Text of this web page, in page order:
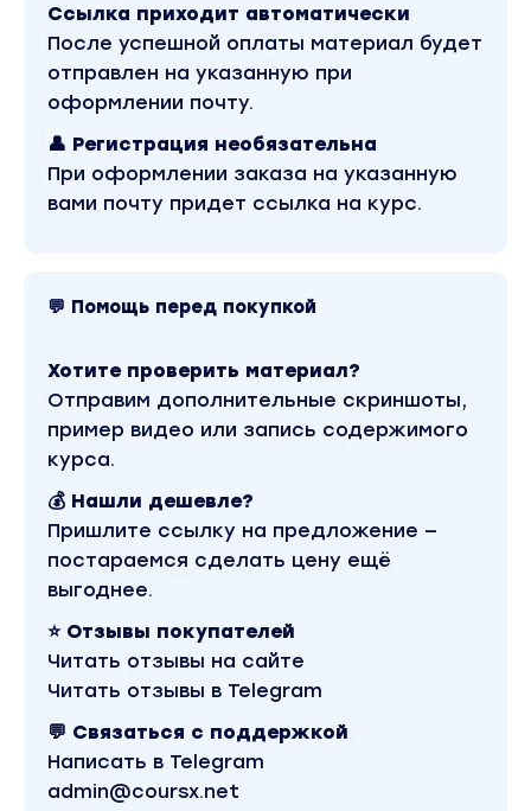
основными принципами работы крипто
рынка. Здесь рассмотрены основные
понятия которые важны для понимания
дальнейших тем.
Блок 1.2 Обзор крипто-бирж. Открытие
счета. Настройка API
Мы предлагаем рассмотреть самые
подключаться используя дополнительный
софт.
Блок 1.3 Установка торгового терминала
Интерфейс программы CScalp
оптимизирован для скальпинга – акцент на
стакане, ленте сделок и кластерах. Рабочее
пространство «заточено» под
инструментами на разных биржах.
Приложение работает стабильно даже на
«слабых» компьютерах.
Блок 1.4 Настройка рабочего пространства
Существуют различные варианты настрокий
Ссылка приходит автоматически
После успешной оплаты материал будет
отправлен на указанную при
оформлении почту.
👤 Регистрация необязательна
При оформлении заказа на указанную
вами почту придет ссылка на курс.
💬 Помощь перед покупкой
Хотите проверить материал?
Отправим дополнительные скриншоты,
пример видео или запись содержимого
курса.
💰 Нашли дешевле?
Пришлите ссылку на предложение —
постараемся сделать цену ещё
выгоднее.
⭐ Отзывы покупателей
Читать отзывы на сайте
Читать отзывы в Telegram
💬 Связаться с поддержкой
Написать в Telegram
admin@coursx.net